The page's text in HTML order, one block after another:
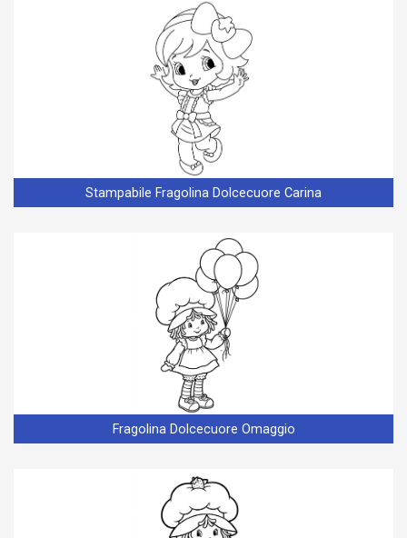
Stampabile Fragolina Dolcecuore Carina
Fragolina Dolcecuore Omaggio